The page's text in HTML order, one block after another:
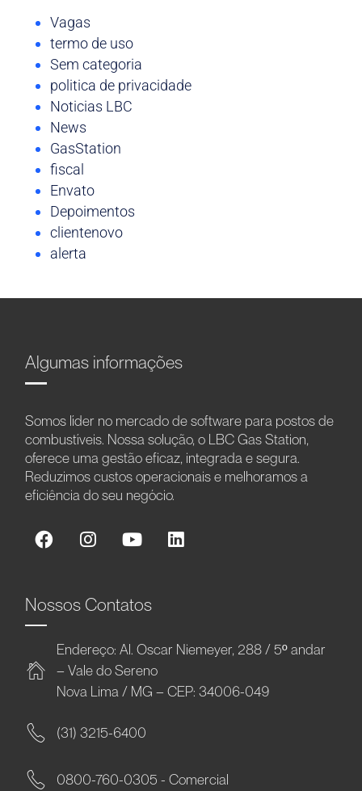
Vagas
termo de uso
Sem categoria
politica de privacidade
Noticias LBC
News
GasStation
fiscal
Envato
Depoimentos
clientenovo
alerta
Algumas informações
Somos líder no mercado de software para postos de
combustíveis. Nossa solução, o LBC Gas Station,
oferece uma gestão eficaz, integrada e segura.
Reduzimos custos operacionais e melhoramos a
eficiência do seu negócio.
Nossos Contatos
Endereço: Al. Oscar Niemeyer, 288 / 5º andar
– Vale do Sereno
Nova Lima / MG – CEP: 34006-049
(31) 3215-6400
0800-760-0305 - Comercial